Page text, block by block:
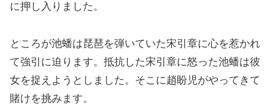
に押し入りました。
ところが池蟠は琵琶を弾いていた宋引章に心を惹かれ
て強引に迫ります。抵抗した宋引章に怒った池蟠は彼
女を捉えようとしました。そこに趙盼児がやってきて
賭けを挑みます。